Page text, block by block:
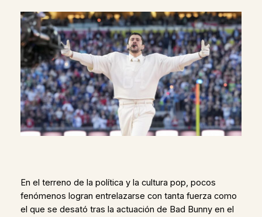
En el terreno de la política y la cultura pop, pocos
fenómenos logran entrelazarse con tanta fuerza como
el que se desató tras la actuación de Bad Bunny en el